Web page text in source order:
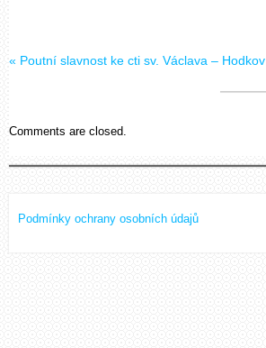
« Poutní slavnost ke cti sv. Václava – Hodkov
Comments are closed.
Podmínky ochrany osobních údajů